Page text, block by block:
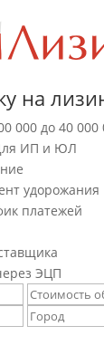
на
000 до 40 000
ИП и ЮЛ
удорожания
платежей
ЭЦП